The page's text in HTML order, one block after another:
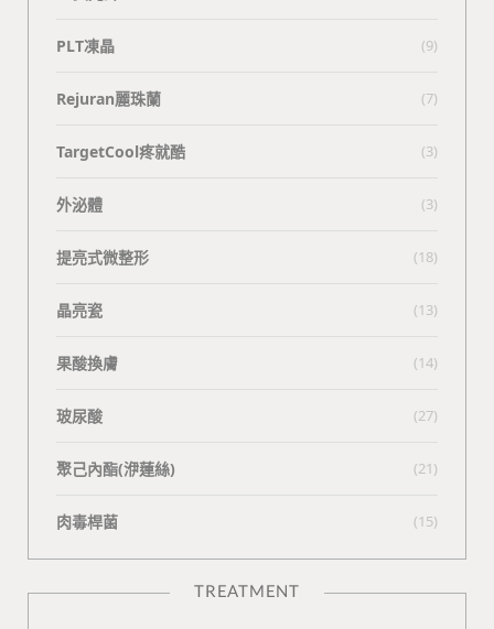
PLT凍晶 (9)
Rejuran麗珠蘭 (7)
TargetCool疼就酷 (3)
外泌體 (3)
提亮式微整形 (18)
晶亮瓷 (13)
果酸換膚 (14)
玻尿酸 (27)
聚己內酯(洢蓮絲) (21)
肉毒桿菌 (15)
TREATMENT